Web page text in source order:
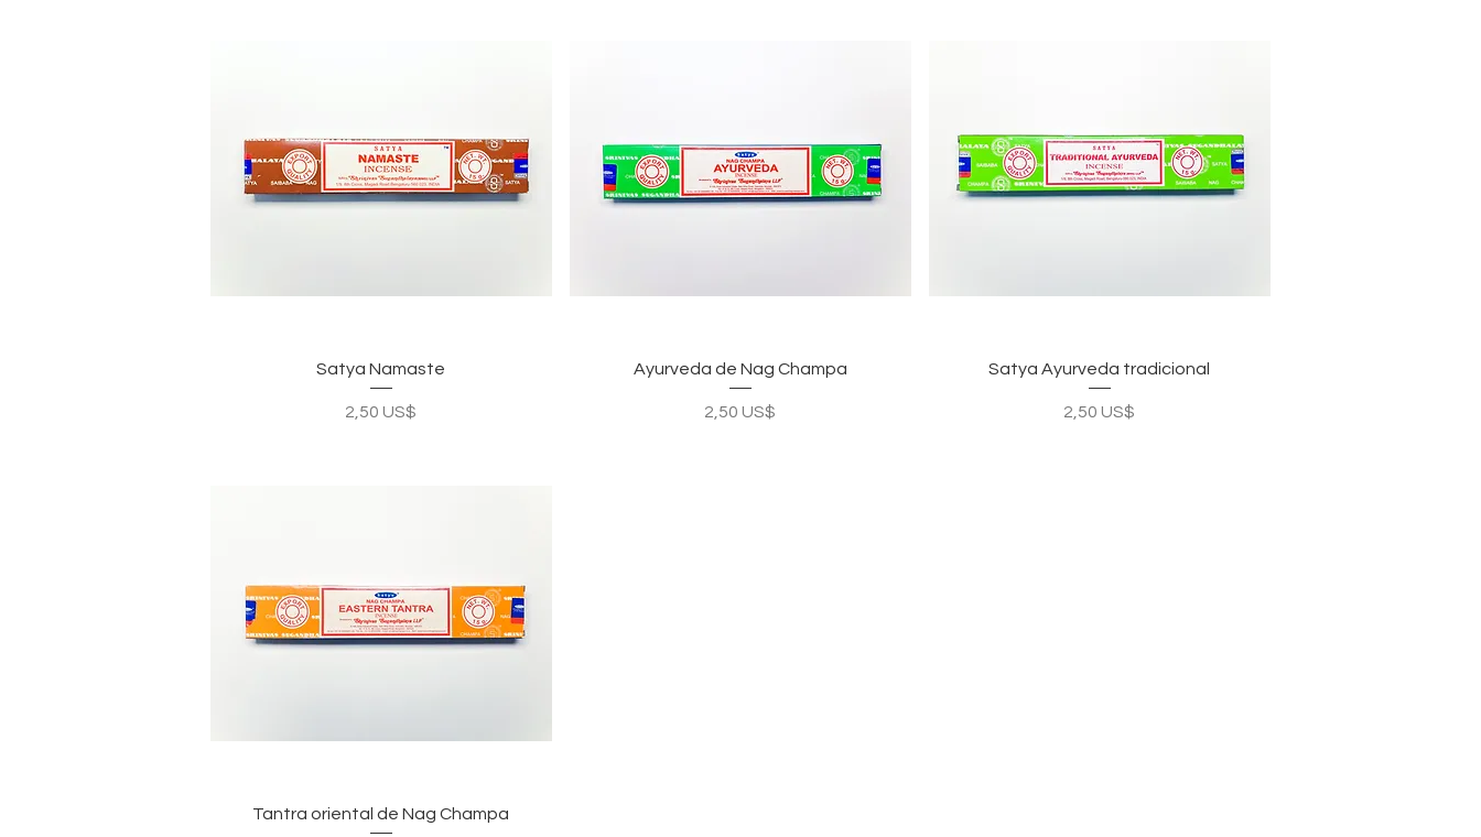
Vista rápida
Satya Namaste
Precio
2,50 US$
Vista rápida
Ayurveda de Nag Champa
Precio
2,50 US$
Vista rápida
Satya Ayurveda tradicional
Precio
2,50 US$
Vista rápida
Tantra oriental de Nag Champa